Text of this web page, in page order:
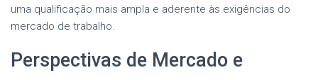
uma qualificação mais ampla e aderente às exigências do
mercado de trabalho.
Perspectivas de Mercado e